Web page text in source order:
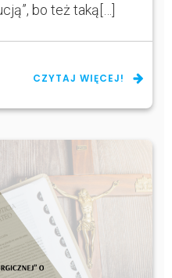
bo też taką[…]
CZYTAJ WIĘCEJ!